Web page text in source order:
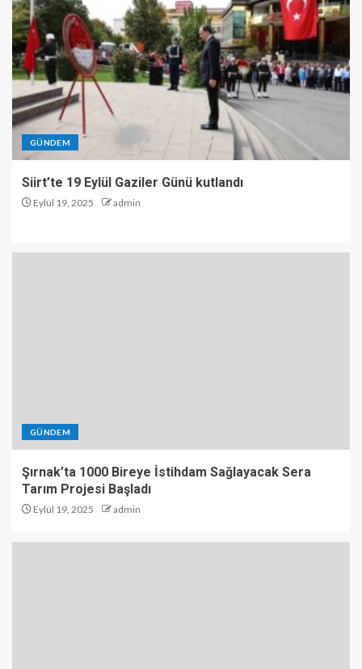
GÜNDEM
Siirt’te 19 Eylül Gaziler Günü kutlandı
Eylül 19, 2025 admin
GÜNDEM
Şırnak’ta 1000 Bireye İstihdam Sağlayacak Sera
Tarım Projesi Başladı
Eylül 19, 2025 admin